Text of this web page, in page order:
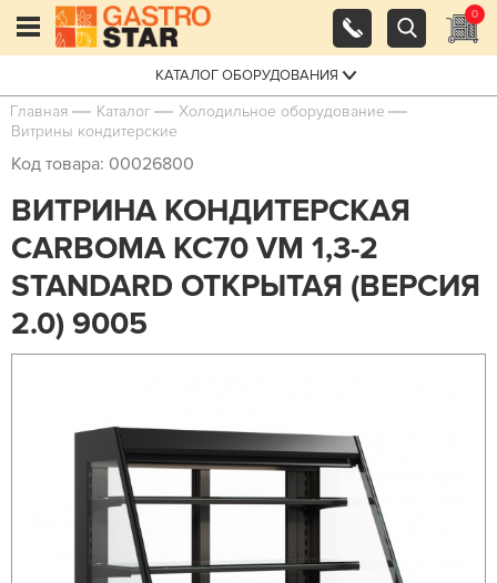
0
КАТАЛОГ ОБОРУДОВАНИЯ
Главная Каталог
Холодильное оборудование
Витрины кондитерские
Код товара: 00026800
ВИТРИНА КОНДИТЕРСКАЯ
CARBOMA KC70 VM 1,3-2
STANDARD ОТКРЫТАЯ (ВЕРСИЯ
2.0) 9005